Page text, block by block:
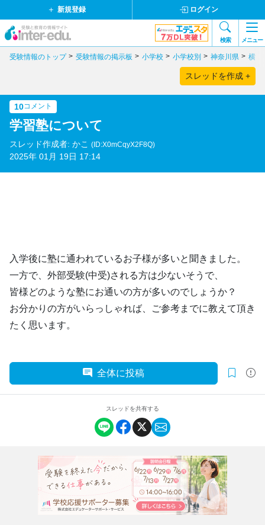
新規登録 ログイン
検索 メニュー
受験情報のトップ 受験情報の掲示板 小学校 小学校別 神奈川県 横浜
スレッドを作成 +
10コメント
学習塾について
スレッド作成者: かこ (ID:X0mCqyX2F8Q)
2025年 01月 19日 17:14
入学後に塾に通われているお子様が多いと聞きました。
一方で、外部受験(中受)される方は少ないそうで、
皆様どのような塾にお通いの方が多いのでしょうか？
お分かりの方がいらっしゃれば、ご参考までに教えて頂き
たく思います。
全体に投稿
スレッドを共有する